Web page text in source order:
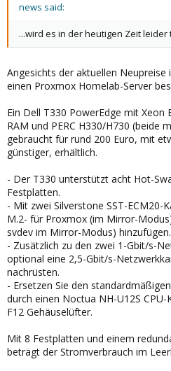
news said:
...wird es in der heutigen Zeit leider
Angesichts der aktuellen
einen Proxmox Homelab-Server
Ein Dell T330 PowerEdge mit Xeon
RAM und PERC H330/H730 (beide
gebraucht für rund 200 Euro, mit
günstiger, erhältlich.
- Der T330 unterstützt acht Hot-
Festplatten.
- Mit zwei Silverstone SST-ECM20-
M.2- für Proxmox (im Mirror-
svdev im Mirror-Modus) hinzufügen.
- Zusätzlich zu den zwei 1-Gbit/s-
optional eine 2,5-Gbit/s-
nachrüsten.
- Ersetzen Sie den
durch einen Noctua NH-U12S
F12 Gehäuselüfter.
Mit 8 Festplatten und einem
beträgt der Stromverbrauch im